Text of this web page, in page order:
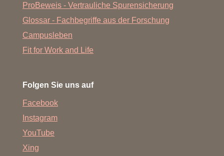
ProBeweis - Vertrauliche Spurensicherung
Glossar - Fachbegriffe aus der Forschung
Campusleben
Fit for Work and Life
Folgen Sie uns auf
Facebook
Instagram
YouTube
Xing